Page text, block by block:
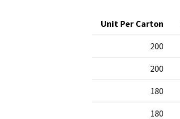
Unit Per Carton
200
200
180
180